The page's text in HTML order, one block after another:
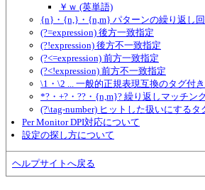
￥ｗ (英単語)
{n}・{n,}・{n,m} パターンの繰り返し
(?=expression) 後方一致指定
(?!expression) 後方不一致指定
(?<=expression) 前方一致指定
(?<!expression) 前方不一致指定
\1・\2 ... 一般的正規表現互換のタグ付
*?・+?・??・{n,m}? 繰り返しマッチン
(?\tag-number) ヒットした扱いにする
Per Monitor DPI対応について
設定の探し方について
ヘルプサイトへ戻る